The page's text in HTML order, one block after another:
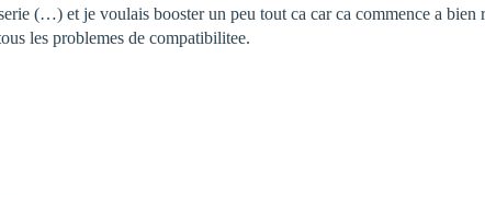
(…) et je voulais booster un peu tout ca car ca commence a
les problemes de compatibilitee.